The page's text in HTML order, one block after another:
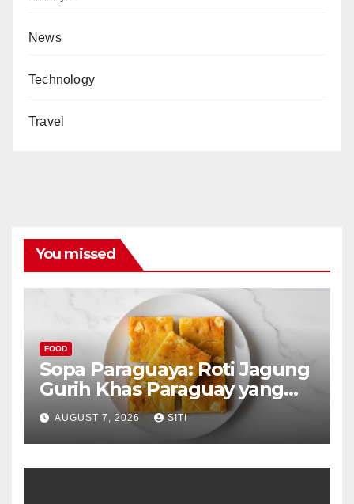
News
Technology
Travel
You missed
FOOD
Sopa Paraguaya: Roti Jagung
Gurih Khas Paraguay yang
Unik
AUGUST 7, 2026 SITI